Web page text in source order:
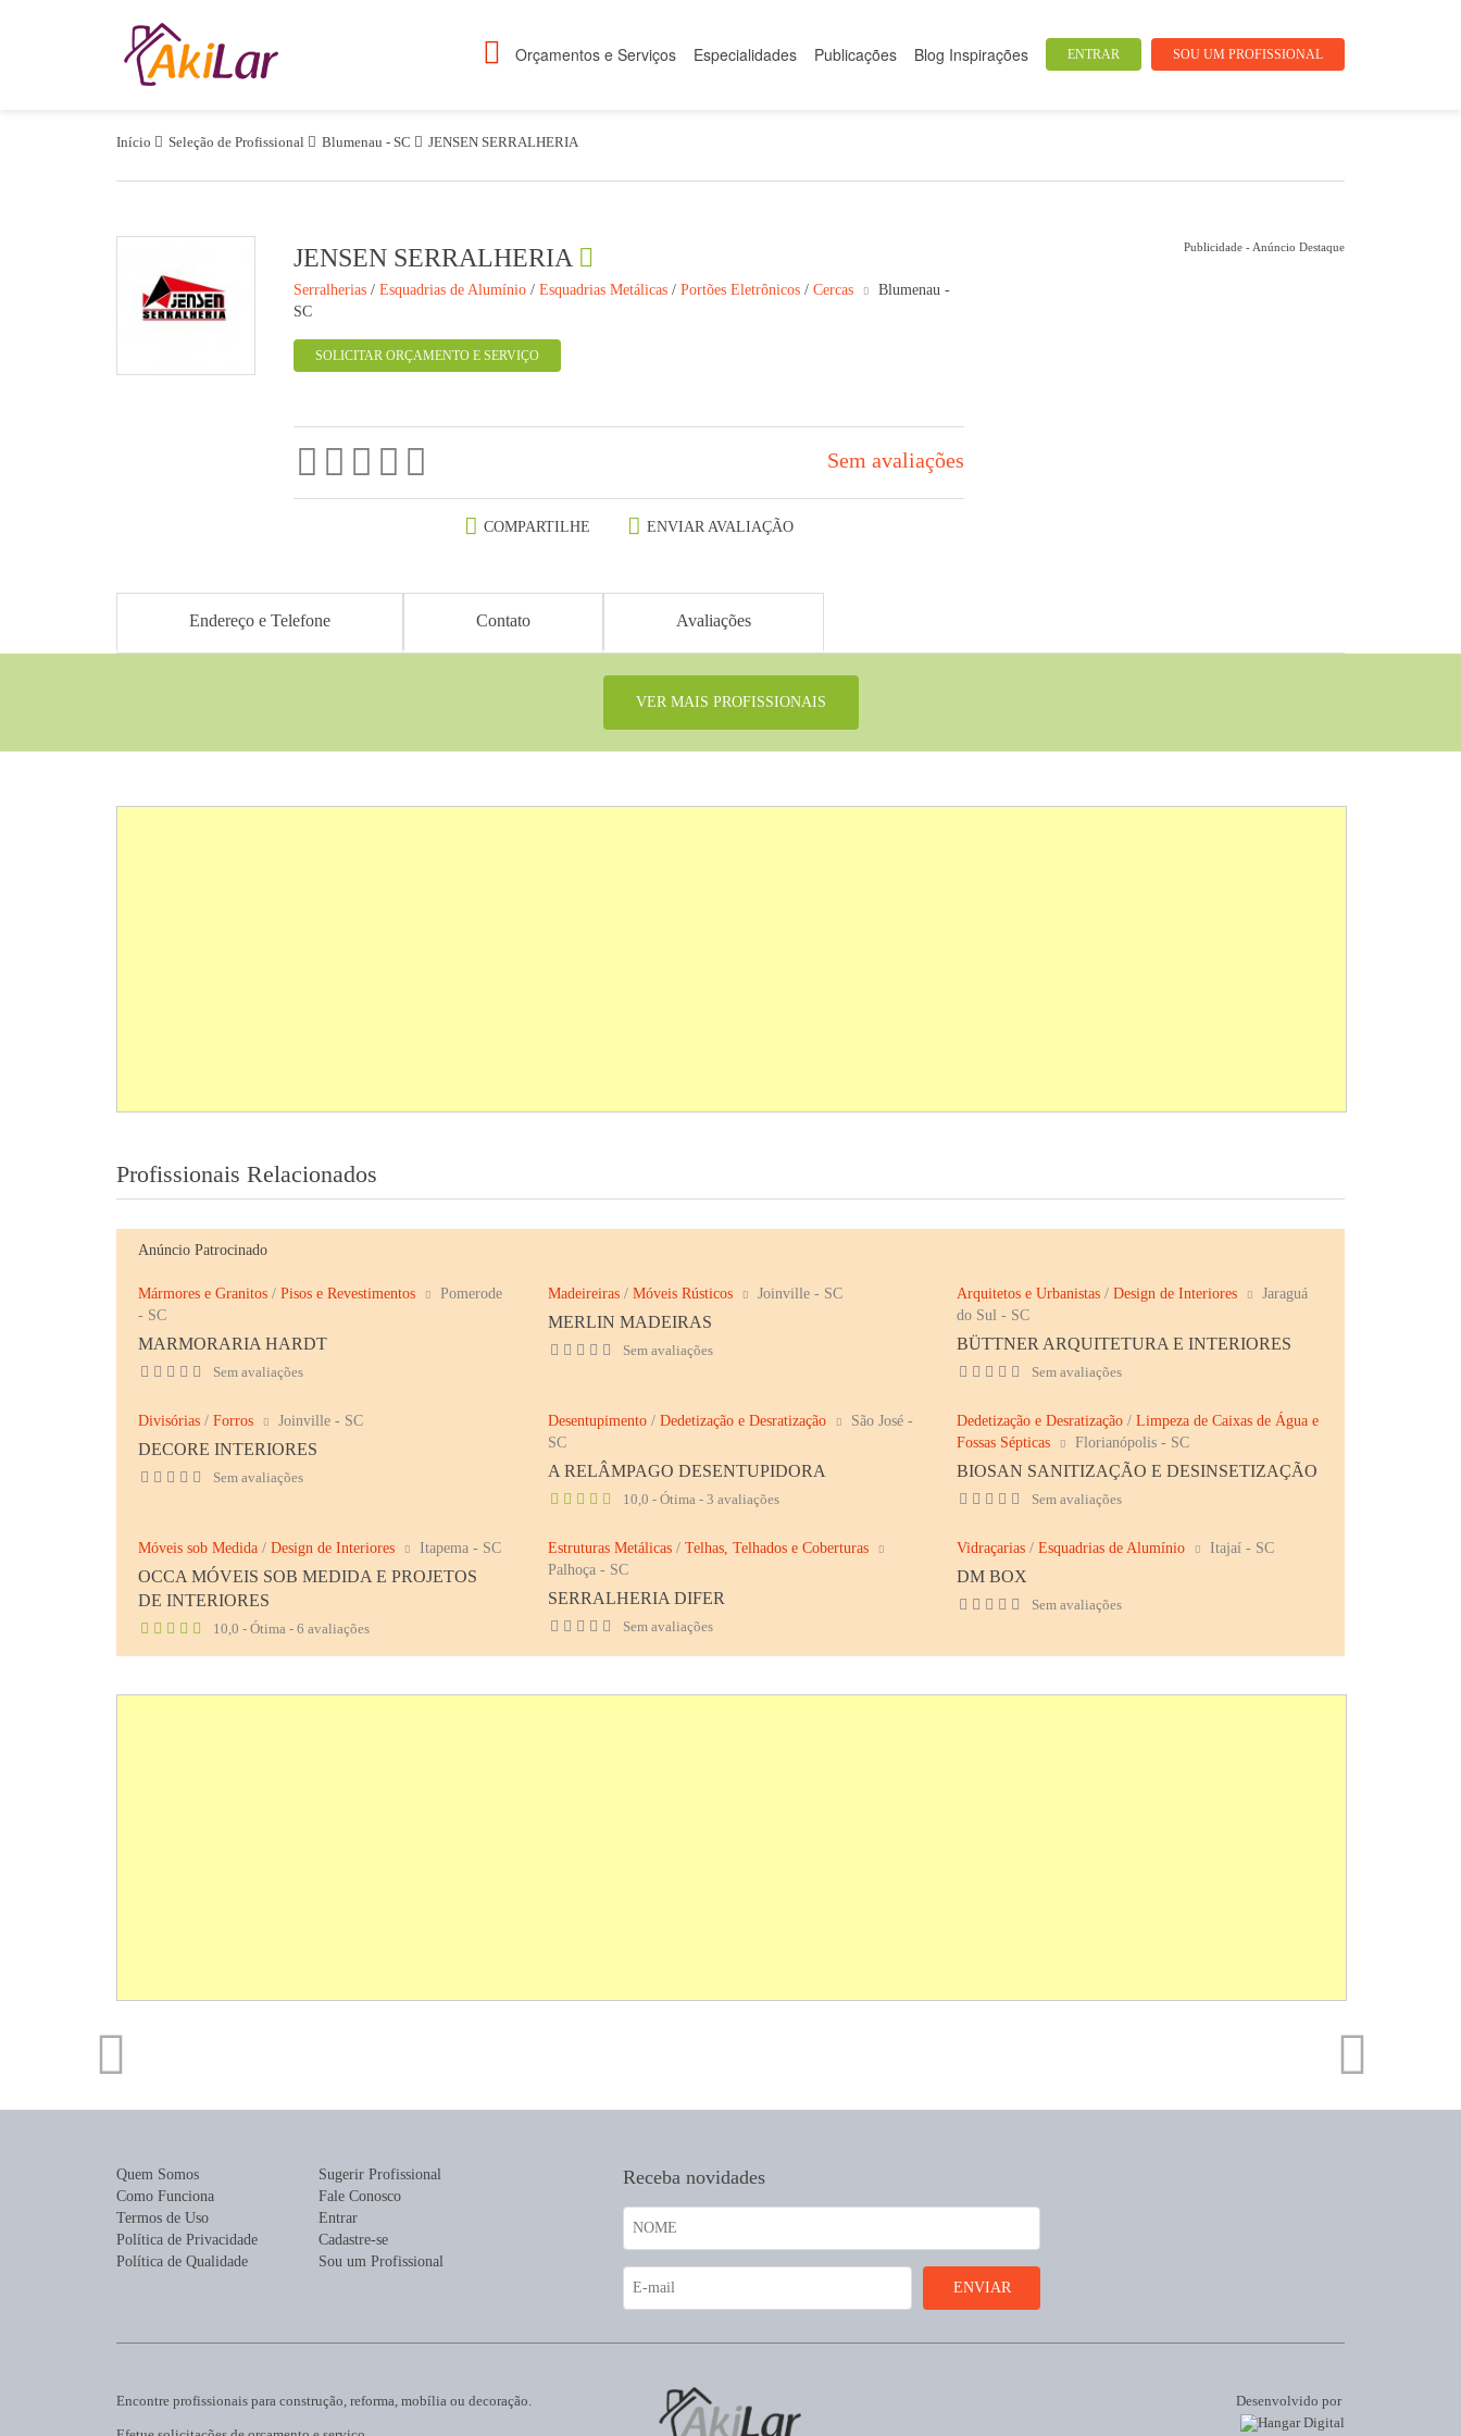
ENTRAR SOU UM PROFISSIONAL
Orçamentos e Serviços Especialidades Publicações Blog Inspirações
Início Seleção de Profissional Blumenau - SC JENSEN SERRALHERIA
JENSEN SERRALHERIA
Serralherias /Esquadrias de Alumínio /Esquadrias Metálicas /Portões Eletrônicos /Cercas
Blumenau -
SC
SOLICITAR ORÇAMENTO E SERVIÇO
Sem avaliações
COMPARTILHE ENVIAR AVALIAÇÃO
Publicidade - Anúncio Destaque
Endereço e Telefone Contato Avaliações
VER MAIS PROFISSIONAIS
Profissionais Relacionados
Anúncio Patrocinado
Mármores e Granitos / Pisos e Revestimentos
Pomerode
- SC
MARMORARIA HARDT
Sem avaliações
Madeireiras/ Móveis Rústicos Joinville - SC
MERLIN MADEIRAS
Sem avaliações
Arquitetos e Urbanistas /Design de Interiores
Jaraguá
do Sul - SC
BÜTTNER ARQUITETURA E INTERIORES
Sem avaliações
Divisórias / Forros Joinville - SC
DECORE INTERIORES
Sem avaliações
Desentupimento/ Dedetização e Desratização
São José -
SC
A RELÂMPAGO DESENTUPIDORA
10,0 - Ótima - 3 avaliações
Dedetização e Desratização /Limpeza de Caixas de Água e
Fossas Sépticas
Florianópolis - SC
BIOSAN SANITIZAÇÃO E DESINSETIZAÇÃO
Sem avaliações
Móveis sob Medida / Design de Interiores Itapema - SC
OCCA MÓVEIS SOB MEDIDA E PROJETOS
DE INTERIORES
10,0 - Ótima - 6 avaliações
Estruturas Metálicas/ Telhas, Telhados e Coberturas
Palhoça - SC
SERRALHERIA DIFER
Sem avaliações
Vidraçarias /Esquadrias de Alumínio Itajaí - SC
DM BOX
Sem avaliações
Quem Somos
Como Funciona
Termos de Uso
Política de Privacidade
Política de Qualidade
Sugerir Profissional
Fale Conosco
Entrar
Cadastre-se
Sou um Profissional
Receba novidades
Encontre profissionais para construção, reforma, mobília ou decoração. Desenvolvido por